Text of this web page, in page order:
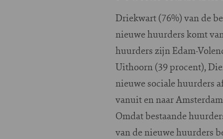
Driekwart (76%) van de
nieuwe huurders komt
huurders zijn Edam-
Uithoorn (39 procent),
nieuwe sociale huurders
vanuit en naar
Omdat bestaande
van de nieuwe huurders